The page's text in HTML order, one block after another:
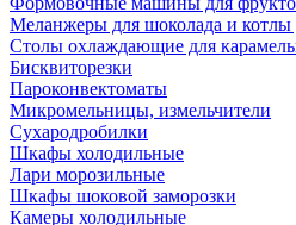
Меланжеры для шоколада и котлы
Столы охлаждающие для
Бисквиторезки
Пароконвектоматы
Микромельницы, измельчители
Сухародробилки
Шкафы холодильные
Лари морозильные
Шкафы шоковой заморозки
Камеры холодильные